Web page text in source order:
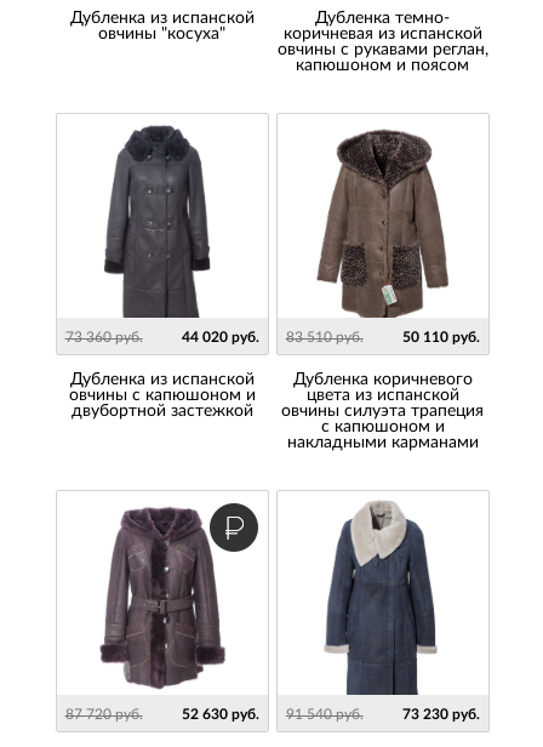
Дубленка из испанской
овчины "косуха"
Дубленка темно-
коричневая из испанской
овчины с рукавами реглан,
капюшоном и поясом
73 360 руб. 44 020 руб.
Дубленка из испанской
овчины с капюшоном и
двубортной застежкой
83 510 руб. 50 110 руб.
Дубленка коричневого
цвета из испанской
овчины силуэта трапеция
с капюшоном и
накладными карманами
87 720 руб. 52 630 руб. 91 540 руб. 73 230 руб.